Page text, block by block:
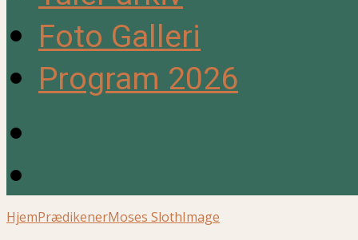
Foto Galleri
Program 2026
HjemPrædikenerMoses SlothImage